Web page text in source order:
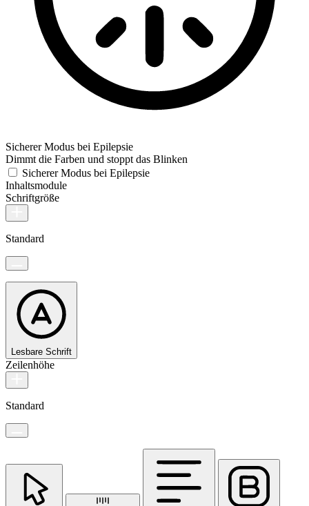
Sicherer Modus bei Epilepsie
Dimmt die Farben und stoppt das Blinken
Sicherer Modus bei Epilepsie
Inhaltsmodule
Schriftgröße
Standard
Lesbare Schrift
Zeilenhöhe
Standard